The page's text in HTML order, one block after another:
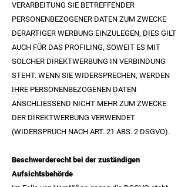
VERARBEITUNG SIE BETREFFENDER
PERSONENBEZOGENER DATEN ZUM ZWECKE
DERARTIGER WERBUNG EINZULEGEN; DIES GILT
AUCH FÜR DAS PROFILING, SOWEIT ES MIT
SOLCHER DIREKTWERBUNG IN VERBINDUNG
STEHT. WENN SIE WIDERSPRECHEN, WERDEN
IHRE PERSONENBEZOGENEN DATEN
ANSCHLIESSEND NICHT MEHR ZUM ZWECKE
DER DIREKTWERBUNG VERWENDET
(WIDERSPRUCH NACH ART. 21 ABS. 2 DSGVO).
Beschwerderecht bei der zuständigen
Aufsichtsbehörde